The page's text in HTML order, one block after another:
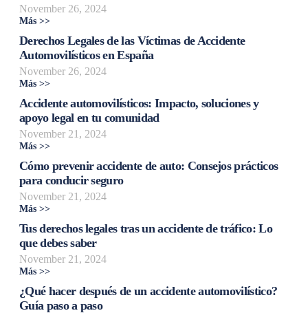
November 26, 2024
Más >>
Derechos Legales de las Víctimas de Accidente
Automovilísticos en España
November 26, 2024
Más >>
Accidente automovilísticos: Impacto, soluciones y
apoyo legal en tu comunidad
November 21, 2024
Más >>
Cómo prevenir accidente de auto: Consejos prácticos
para conducir seguro
November 21, 2024
Más >>
Tus derechos legales tras un accidente de tráfico: Lo
que debes saber
November 21, 2024
Más >>
¿Qué hacer después de un accidente automovilístico?
Guía paso a paso